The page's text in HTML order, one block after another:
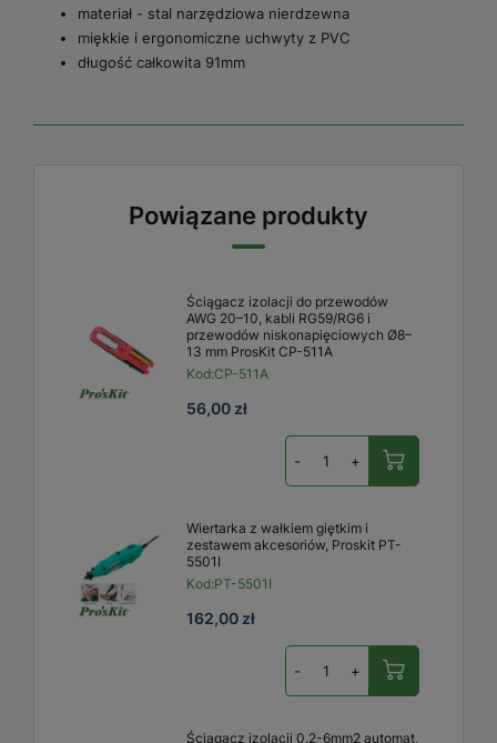
materiał - stal narzędziowa nierdzewna
miękkie i ergonomiczne uchwyty z PVC
długość całkowita 91mm
Powiązane produkty
Ściągacz izolacji do przewodów
AWG 20–10, kabli RG59/RG6 i
przewodów niskonapięciowych Ø8–
13 mm ProsKit CP-511A
Kod:CP-511A
56,00 zł
- +
Wiertarka z wałkiem giętkim i
zestawem akcesoriów, Proskit PT-
5501I
Kod:PT-5501I
162,00 zł
- +
Ściągacz izolacji 0.2-6mm2 automat,